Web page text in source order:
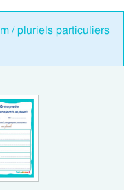
/ pluriels particuliers